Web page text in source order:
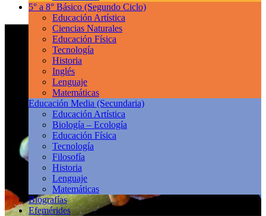
5° a 8° Básico (Segundo Ciclo)
Educación Artística
Ciencias Naturales
Educación Física
Tecnología
Historia
Inglés
Lenguaje
Matemáticas
Educación Media (Secundaria)
Educación Artística
Biología – Ecología
Educación Física
Tecnología
Filosofía
Historia
Lenguaje
Matemáticas
Biografías
Efemérides